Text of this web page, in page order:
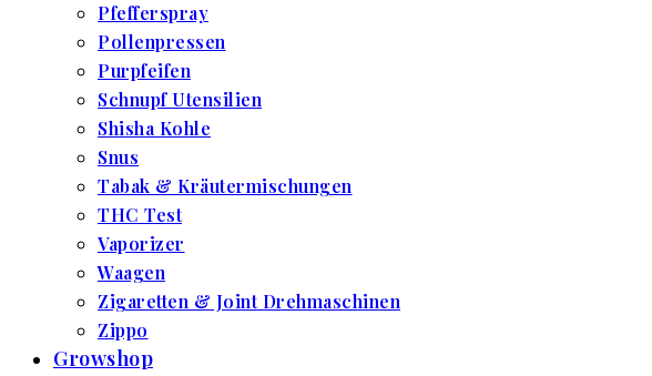
Pfefferspray
Pollenpressen
Purpfeifen
Schnupf Utensilien
Shisha Kohle
Snus
Tabak & Kräutermischungen
THC Test
Vaporizer
Waagen
Zigaretten & Joint Drehmaschinen
Zippo
Growshop